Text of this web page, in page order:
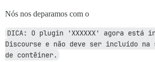
Nós nos deparamos com o
DICA: O plugin 'XXXXXX' agora está
Discourse e não deve ser incluído na
de contêiner.